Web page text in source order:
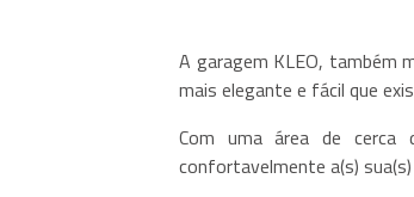
A garagem KLEO, também
mais elegante e fácil que
Com uma área de cerca
confortavelmente a(s)